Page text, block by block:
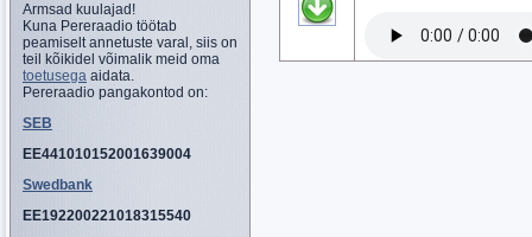
Armsad kuulajad!
Kuna Pereraadio töötab
peamiselt annetuste varal, siis on
teil kõikidel võimalik meid oma
toetusega aidata.
Pereraadio pangakontod on:
SEB
EE441010152001639004
Swedbank
EE192200221018315540